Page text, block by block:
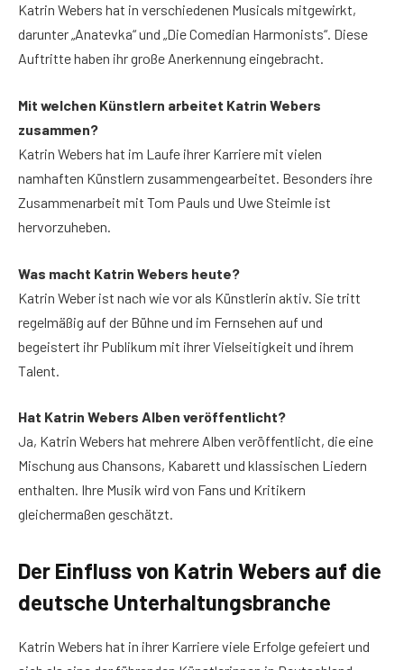
Katrin Webers hat in verschiedenen Musicals mitgewirkt,
darunter „Anatevka“ und „Die Comedian Harmonists“. Diese
Auftritte haben ihr große Anerkennung eingebracht.
Mit welchen Künstlern arbeitet Katrin Webers
zusammen?
Katrin Webers hat im Laufe ihrer Karriere mit vielen
namhaften Künstlern zusammengearbeitet. Besonders ihre
Zusammenarbeit mit Tom Pauls und Uwe Steimle ist
hervorzuheben.
Was macht Katrin Webers heute?
Katrin Weber ist nach wie vor als Künstlerin aktiv. Sie tritt
regelmäßig auf der Bühne und im Fernsehen auf und
begeistert ihr Publikum mit ihrer Vielseitigkeit und ihrem
Talent.
Hat Katrin Webers Alben veröffentlicht?
Ja, Katrin Webers hat mehrere Alben veröffentlicht, die eine
Mischung aus Chansons, Kabarett und klassischen Liedern
enthalten. Ihre Musik wird von Fans und Kritikern
gleichermaßen geschätzt.
Der Einfluss von Katrin Webers auf die
deutsche Unterhaltungsbranche
Katrin Webers hat in ihrer Karriere viele Erfolge gefeiert und